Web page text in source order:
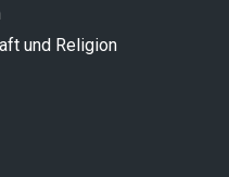
und Religion